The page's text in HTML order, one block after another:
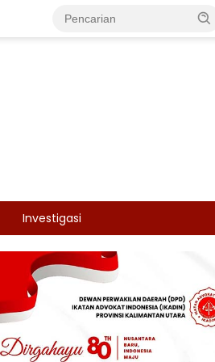
Investigasi